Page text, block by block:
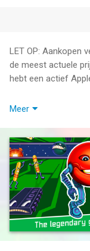
LET OP: Aankopen
de meest actuele
hebt een actief
The legendary
ABOUT SUPAPLEX
Millions of people
this joyful
of the most diverse
captivate you for
named it -
Meer